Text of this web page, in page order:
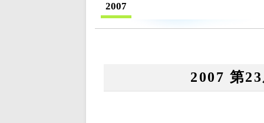
2007
2007 第